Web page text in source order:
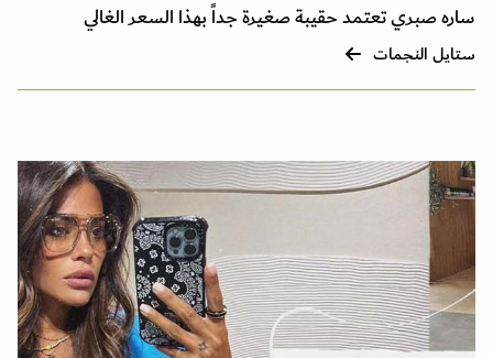
ساره صبري تعتمد حقيبة صغيرة جداً بهذا السعر الغالي
ستايل النجمات